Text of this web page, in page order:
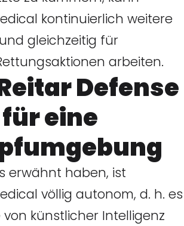
kontinuierlich weitere
gleichzeitig für
arbeiten.
Defense
für eine
erwähnt haben, ist
völlig autonom, d. h. es
künstlicher Intelligenz